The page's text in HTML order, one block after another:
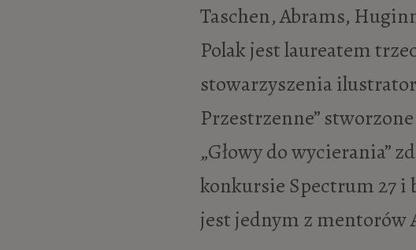
Taschen, Abrams,
Polak jest laureatem
stowarzyszenia
Przestrzenne”
„Głowy do wycierania”
konkursie Spectrum 27 i
jest jednym z mentorów